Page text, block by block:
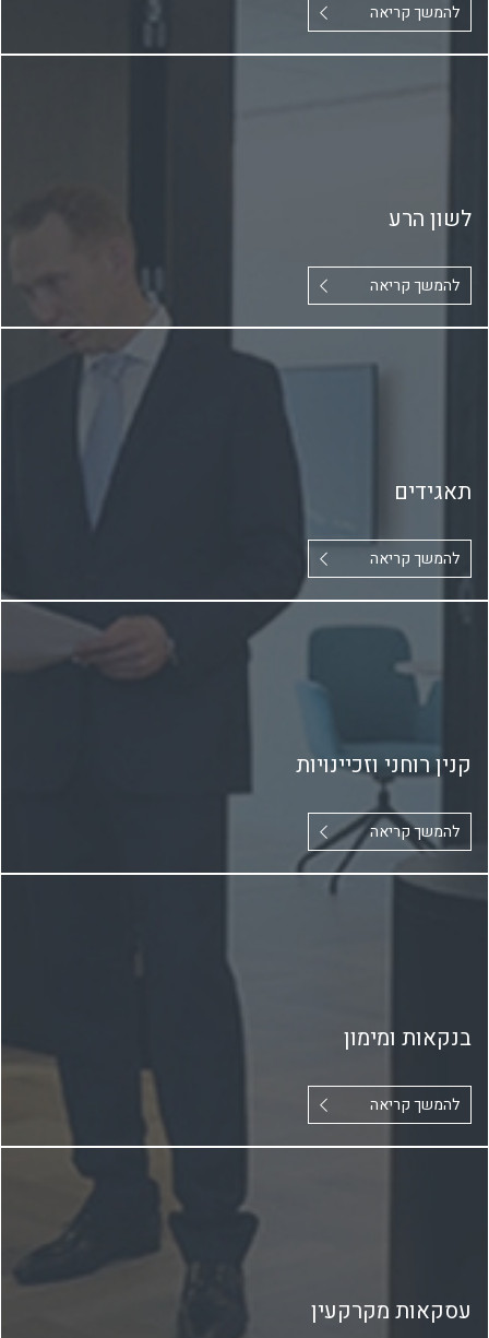
להמשך קריאה
לשון הרע
להמשך קריאה
תאגידים
להמשך קריאה
קנין רוחני וזכיינויות
להמשך קריאה
בנקאות ומימון
להמשך קריאה
עסקאות מקרקעין